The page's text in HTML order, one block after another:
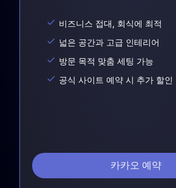
비즈니스 접대, 회식에 최적
넓은 공간과 고급 인테리어
방문 목적 맞춤 세팅 가능
공식 사이트 예약 시 추가 할인
카카오 예약